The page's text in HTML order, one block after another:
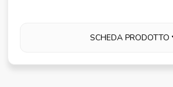
SCHEDA PRODOTTO